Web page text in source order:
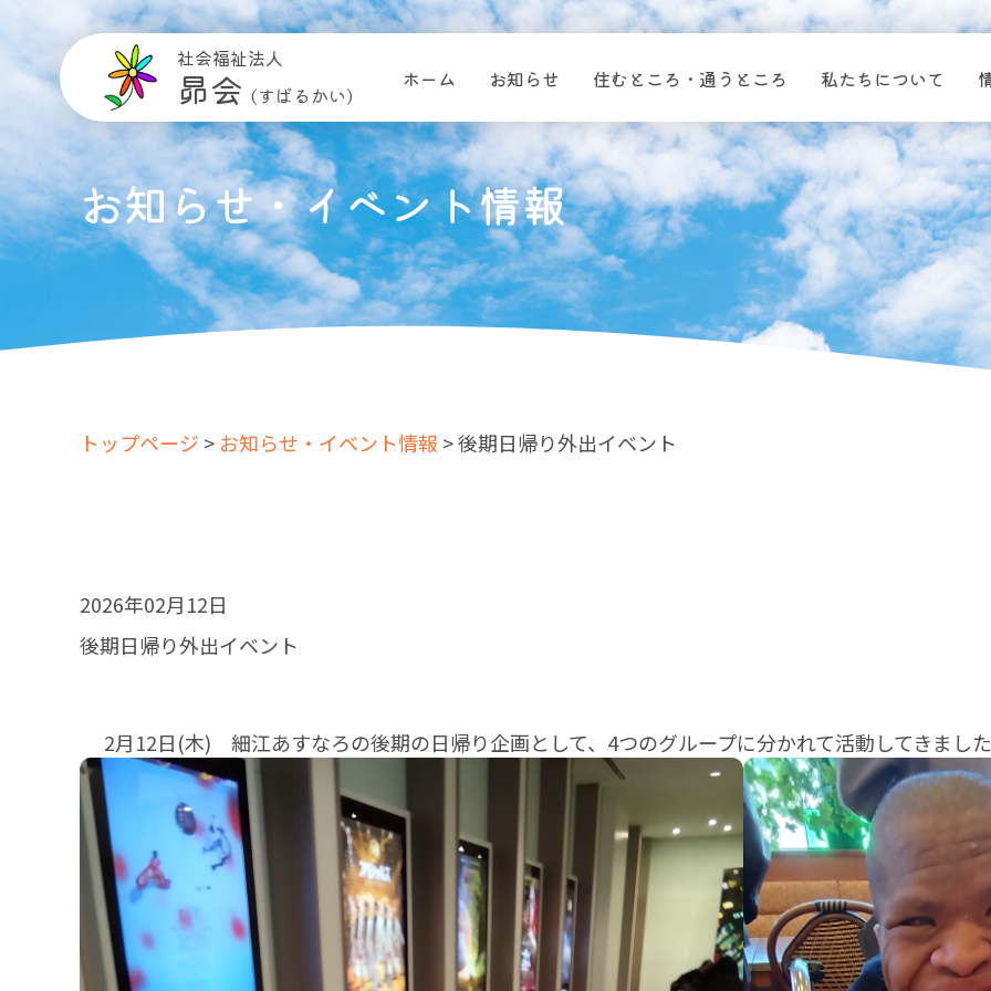
社会福祉法人
昴会 (すばるかい)
ホーム お知らせ 住むところ・通うところ 私たちについて
お知らせ・イベント情報
トップページ > お知らせ・イベント情報 > 後期日帰り外出イベント
2026年02月12日
後期日帰り外出イベント
2月12日(木) 細江あすなろの後期の日帰り企画として、4つのグループに分かれて活動してきまし